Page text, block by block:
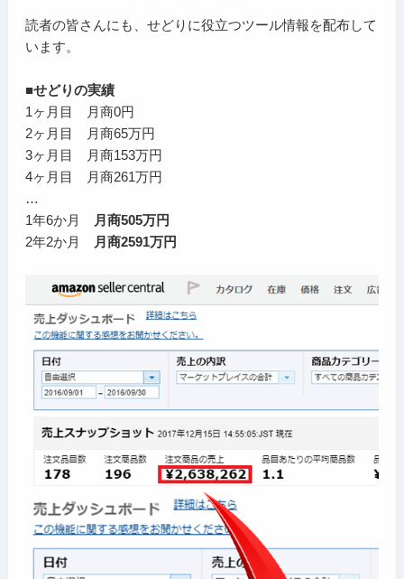
読者の皆さんにも、せどりに役立つツール情報を配布して
います。
■せどりの実績
1ヶ月目 月商0円
2ヶ月目 月商65万円
3ヶ月目 月商153万円
4ヶ月目 月商261万円
…
1年6か月
月商505万円
2年2か月
月商2591万円